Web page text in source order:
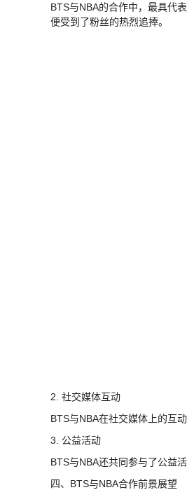
BTS与NBA的合作中，最具代
便受到了粉丝的热烈追捧。
2. 社交媒体互动
BTS与NBA在社交媒体上的互
3. 公益活动
BTS与NBA还共同参与了公益
四、BTS与NBA合作前景展望